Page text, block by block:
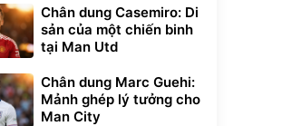
lưng chống nóng
giúp thoải mái
trong di chuyển
295.000
Chân dung Casemiro: Di
sản của một chiến binh
tại Man Utd
Chân dung Marc Guehi:
Mảnh ghép lý tưởng cho
Man City